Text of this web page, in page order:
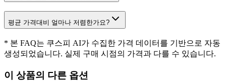
평균 가격대비 얼마나 저렴한가요?
* 본 FAQ는 쿠스피 AI가 수집한 가격 데이터를 기반으로 자동
생성되었습니다. 실제 구매 시점의 가격과 다를 수 있습니다.
이 상품의 다른 옵션